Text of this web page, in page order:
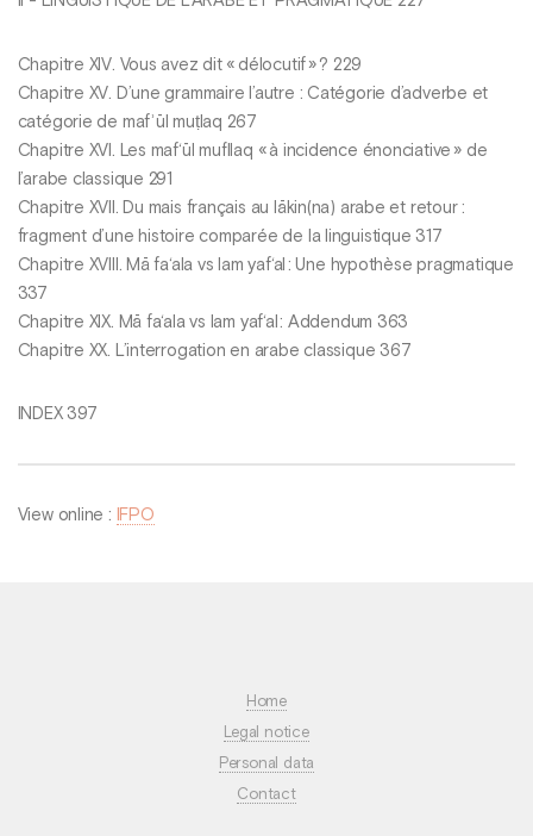
Chapitre XIV. Vous avez dit « délocutif » ? 229
Chapitre XV. D’une grammaire l’autre : Catégorie d’adverbe et
catégorie de mafʾūl muṭlaq 267
Chapitre XVI. Les maf‘ūl muﬂlaq « à incidence énonciative » de
l’arabe classique 291
Chapitre XVII. Du mais français au lākin(na) arabe et retour :
fragment d’une histoire comparée de la linguistique 317
Chapitre XVIII. Mā fa‘ala vs lam yaf‘al : Une hypothèse pragmatique
337
Chapitre XIX. Mā fa‘ala vs lam yaf‘al : Addendum 363
Chapitre XX. L’interrogation en arabe classique 367
INDEX 397
View online : IFPO
Home
Legal notice
Personal data
Contact